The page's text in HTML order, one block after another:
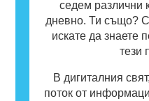
седем различни
дневно. Ти също?
искате да знаете
тези
В дигиталния
поток от